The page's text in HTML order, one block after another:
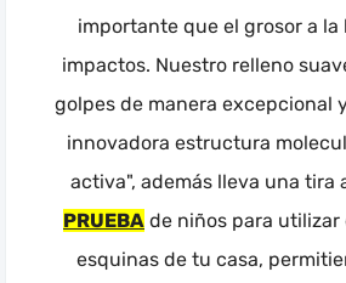
importante que el grosor a
impactos. Nuestro relleno
golpes de manera excepcional
innovadora estructura
activa", además lleva una tira
PRUEBA de niños para utilizar
esquinas de tu casa,